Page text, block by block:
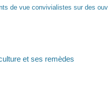
de vue convivialistes sur des
et ses remèdes